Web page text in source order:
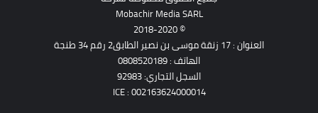
Mobachir Media SARL
© 2018-2020
العنوان : 17 زنقة موسى بن نصير الطابق2 رقم 34 طنجة
الهاتف : 0808520189
السجل التجاري: 92983
ICE : 002163624000014